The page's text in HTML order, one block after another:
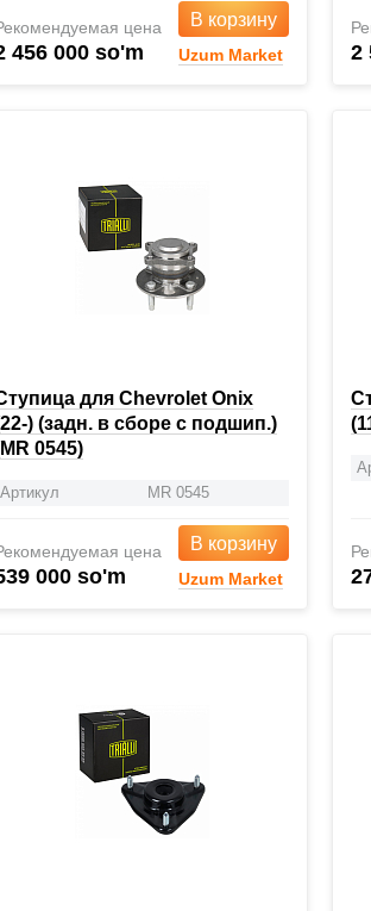
цена
456 000 so'm
В корзину
Uzum Market 2
для Chevrolet Onix
) (задн. в сборе с подшип.)
0545)
Артикул MR 0545
цена
000 so'm
В корзину
Uzum Market